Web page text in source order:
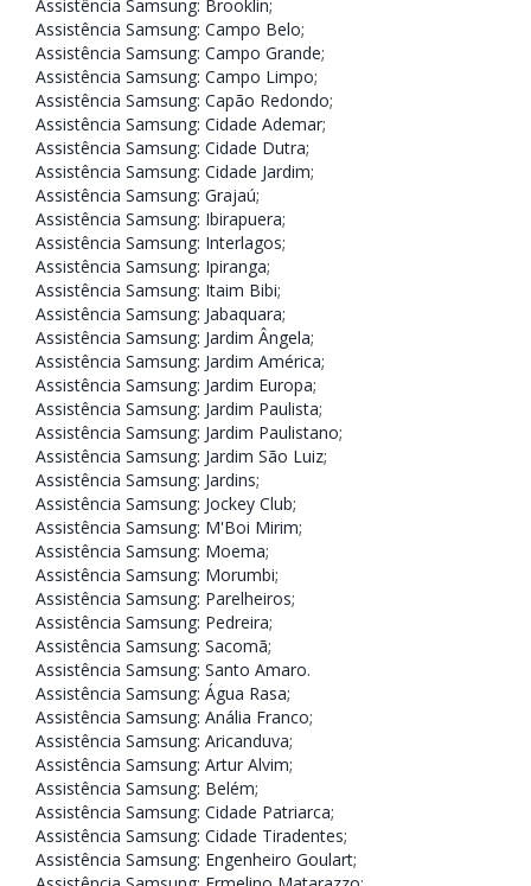
Assistência Samsung: Brooklin;
Assistência Samsung: Campo Belo;
Assistência Samsung: Campo Grande;
Assistência Samsung: Campo Limpo;
Assistência Samsung: Capão Redondo;
Assistência Samsung: Cidade Ademar;
Assistência Samsung: Cidade Dutra;
Assistência Samsung: Cidade Jardim;
Assistência Samsung: Grajaú;
Assistência Samsung: Ibirapuera;
Assistência Samsung: Interlagos;
Assistência Samsung: Ipiranga;
Assistência Samsung: Itaim Bibi;
Assistência Samsung: Jabaquara;
Assistência Samsung: Jardim Ângela;
Assistência Samsung: Jardim América;
Assistência Samsung: Jardim Europa;
Assistência Samsung: Jardim Paulista;
Assistência Samsung: Jardim Paulistano;
Assistência Samsung: Jardim São Luiz;
Assistência Samsung: Jardins;
Assistência Samsung: Jockey Club;
Assistência Samsung: M'Boi Mirim;
Assistência Samsung: Moema;
Assistência Samsung: Morumbi;
Assistência Samsung: Parelheiros;
Assistência Samsung: Pedreira;
Assistência Samsung: Sacomã;
Assistência Samsung: Santo Amaro.
Assistência Samsung: Água Rasa;
Assistência Samsung: Anália Franco;
Assistência Samsung: Aricanduva;
Assistência Samsung: Artur Alvim;
Assistência Samsung: Belém;
Assistência Samsung: Cidade Patriarca;
Assistência Samsung: Cidade Tiradentes;
Assistência Samsung: Engenheiro Goulart;